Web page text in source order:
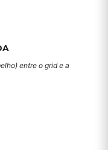
entre o grid e a